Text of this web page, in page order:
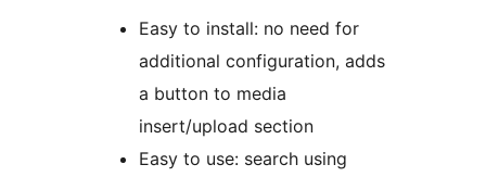
Easy to install: no need for
additional configuration, adds
a button to media
insert/upload section
Easy to use: search using